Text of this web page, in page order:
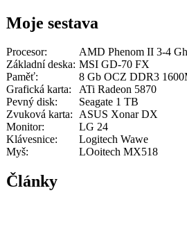
Moje sestava
Procesor:
AMD Phenom II 3-4
Základní deska: MSI GD-70 FX
Paměť:
8 Gb OCZ DDR3
Grafická karta:
ATi Radeon 5870
Pevný disk:
Seagate 1 TB
Zvuková karta: ASUS Xonar DX
Monitor:
LG 24
Klávesnice:
Logitech Wawe
Myš:
LOoitech MX518
Články